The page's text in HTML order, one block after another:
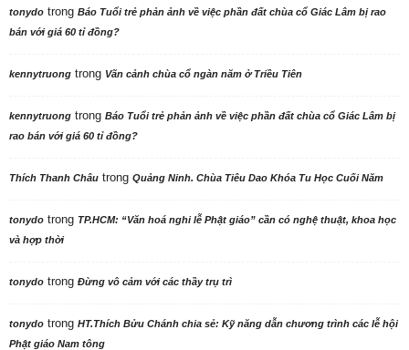
tonydo trong Báo Tuổi trẻ phản ảnh về việc phần đất chùa cổ Giác Lâm bị rao
bán với giá 60 tỉ đồng?
kennytruong trong Vãn cảnh chùa cổ ngàn năm ở Triều Tiên
kennytruong trong Báo Tuổi trẻ phản ảnh về việc phần đất chùa cổ Giác Lâm bị
rao bán với giá 60 tỉ đồng?
Thích Thanh Châu trong Quảng Ninh. Chùa Tiêu Dao Khóa Tu Học Cuối Năm
tonydo trong TP.HCM: “Văn hoá nghi lễ Phật giáo” cần có nghệ thuật, khoa học
và hợp thời
tonydo trong Đừng vô cảm với các thầy trụ trì
tonydo trong HT.Thích Bửu Chánh chia sẻ: Kỹ năng dẫn chương trình các lễ hội
Phật giáo Nam tông